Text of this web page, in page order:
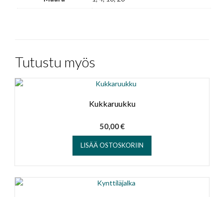
Tutustu myös
Kukkaruukku
50,00€
LISÄÄ OSTOSKORIIN